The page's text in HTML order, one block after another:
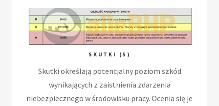
SKUTKI (S)
Skutki określają potencjalny poziom szkód
wynikających z zaistnienia zdarzenia
niebezpiecznego w środowisku pracy. Ocenia się je